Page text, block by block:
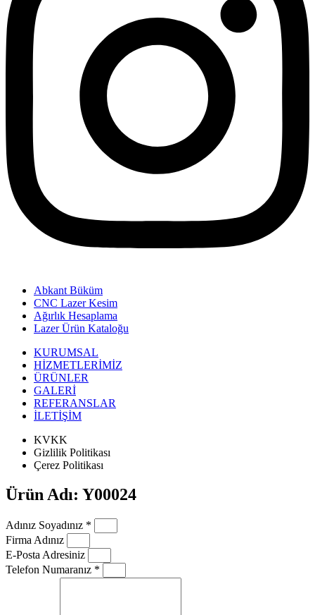
Abkant Büküm
CNC Lazer Kesim
Ağırlık Hesaplama
Lazer Ürün Kataloğu
KURUMSAL
HİZMETLERİMİZ
ÜRÜNLER
GALERİ
REFERANSLAR
İLETİŞİM
KVKK
Gizlilik Politikası
Çerez Politikası
Ürün Adı: Y00024
Adınız Soyadınız *
Firma Adınız
E-Posta Adresiniz
Telefon Numaranız *